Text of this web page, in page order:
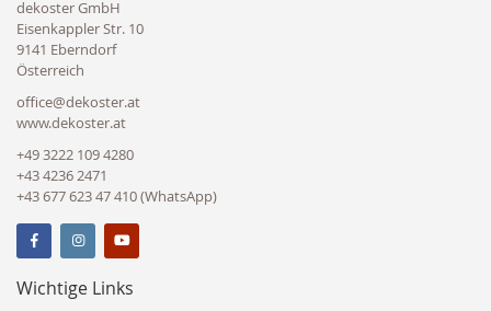
dekoster GmbH
Eisenkappler Str. 10
9141 Eberndorf
Österreich
office@dekoster.at
www.dekoster.at
+49 3222 109 4280
+43 4236 2471
+43 677 623 47 410 (WhatsApp)
Wichtige Links